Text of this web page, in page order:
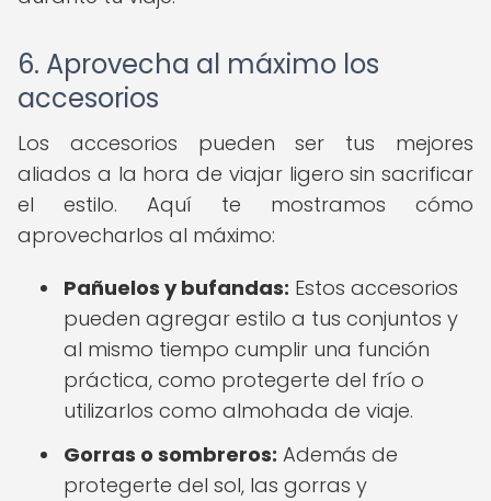
6. Aprovecha al máximo los
accesorios
Los accesorios pueden ser tus mejores
aliados a la hora de viajar ligero sin sacrificar
el estilo. Aquí te mostramos cómo
aprovecharlos al máximo:
Pañuelos y bufandas: Estos accesorios
pueden agregar estilo a tus conjuntos y
al mismo tiempo cumplir una función
práctica, como protegerte del frío o
utilizarlos como almohada de viaje.
Gorras o sombreros: Además de
protegerte del sol, las gorras y